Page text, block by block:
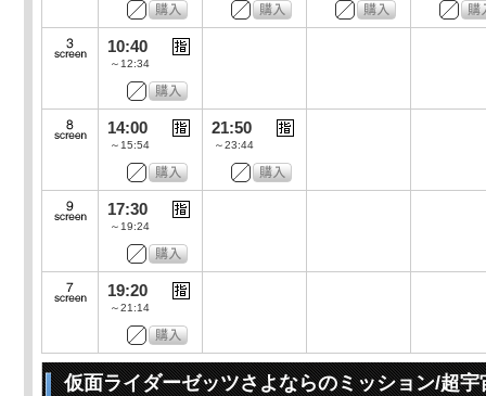
10:40
～12:34
14:00
～15:54
21:50
～23:44
17:30
～19:24
19:20
～21:14
仮面ライダーゼッツさよならのミッション/超